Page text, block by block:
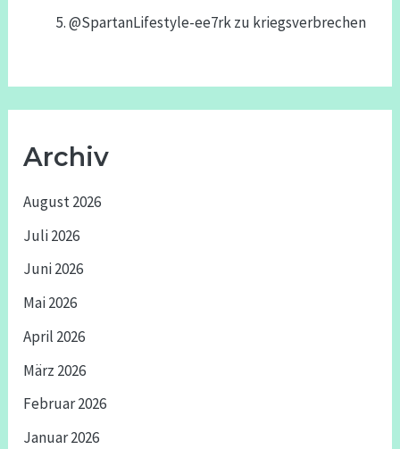
@SpartanLifestyle-ee7rkzu kriegsverbrechen
Archiv
August 2026
Juli 2026
Juni 2026
Mai 2026
April 2026
März 2026
Februar 2026
Januar 2026